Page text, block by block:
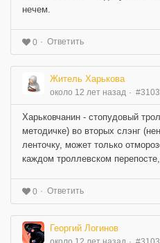
нечем.
0 Ответить
Житель Харькова
около 12 лет назад
Харьковчанин - стопудовый
методичке) во вторых слэнг
ленточку, может только
каждом троллевском
0 Ответить
Георгий Логинов